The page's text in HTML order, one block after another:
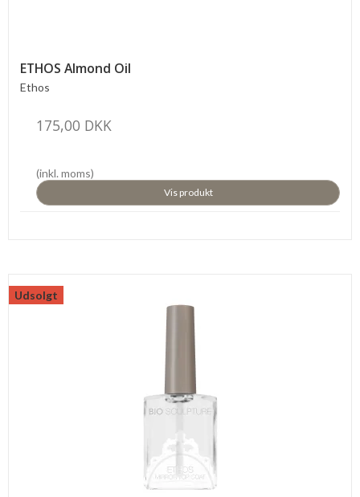
ETHOS Almond Oil
Ethos
175,00 DKK
(inkl. moms)
Vis produkt
Udsolgt